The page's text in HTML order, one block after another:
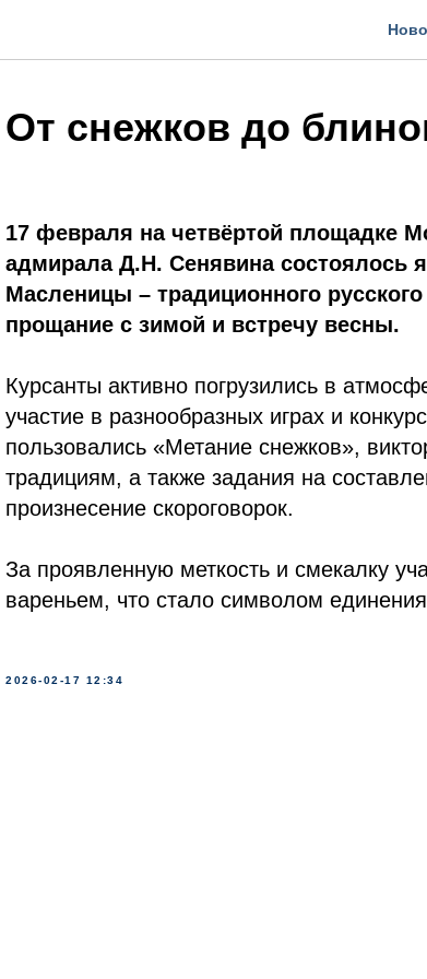
От снежков до
17 февраля на четвёртой площадке
адмирала Д.Н. Сенявина состоялось
Масленицы – традиционного
прощание с зимой и встречу весны.
Курсанты активно погрузились в
участие в разнообразных играх и
пользовались «Метание снежков»,
традициям, а также задания на
произнесение скороговорок.
За проявленную меткость и смекалку
вареньем, что стало символом
2026-02-17 12:34